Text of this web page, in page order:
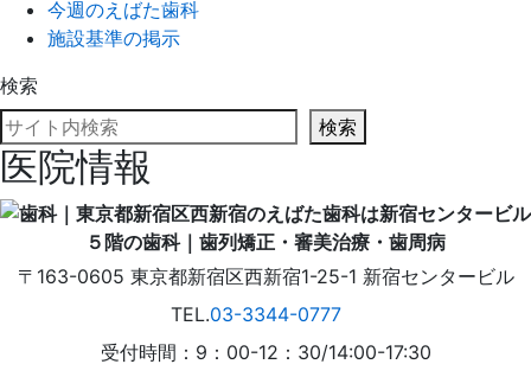
今週のえばた歯科
施設基準の掲示
検索
検索
医院情報
〒163-0605 東京都新宿区西新宿1-25-1 新宿センタービル
TEL.03-3344-0777
受付時間：9：00-12：30/14:00-17:30